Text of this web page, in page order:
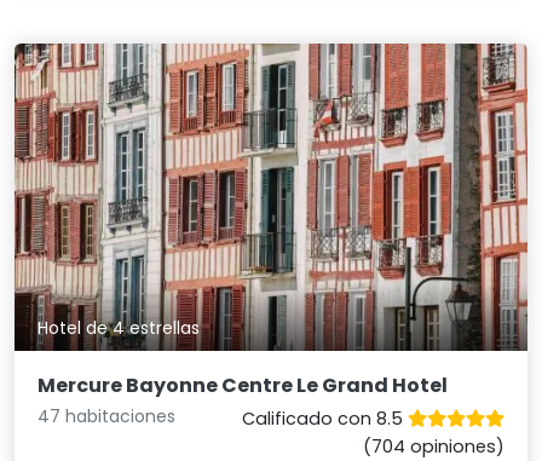
Hotel de 4 estrellas
Mercure Bayonne Centre Le Grand Hotel
47 habitaciones
Calificado con 8.5
(704 opiniones)